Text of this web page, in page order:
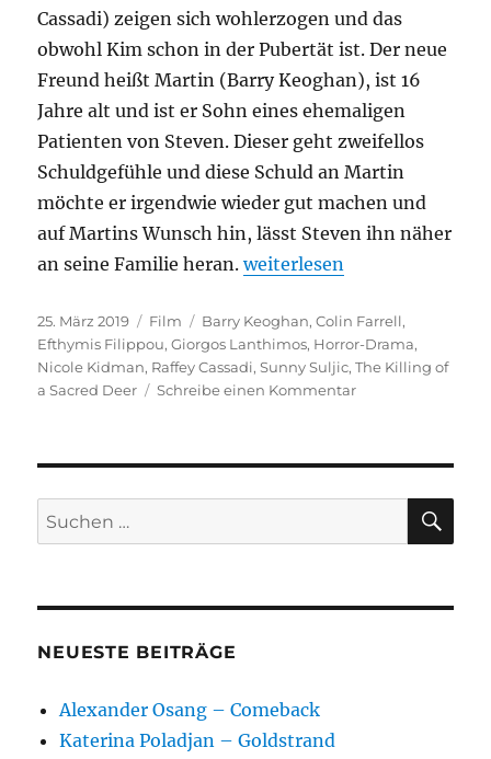
Cassadi) zeigen sich wohlerzogen und das
obwohl Kim schon in der Pubertät ist. Der neue
Freund heißt Martin (Barry Keoghan), ist 16
Jahre alt und ist er Sohn eines ehemaligen
Patienten von Steven. Dieser geht zweifellos
Schuldgefühle und diese Schuld an Martin
möchte er irgendwie wieder gut machen und
auf Martins Wunsch hin, lässt Steven ihn näher
an seine Familie heran.„The Killing of a Sacred
weiterlesen
Veröffentlicht
am
25. März 2019 Kategorien
Film Schlagwörter
Barry Keoghan,Colin Farrell,
Efthymis Filippou,Giorgos Lanthimos, Horror-Drama,
Nicole Kidman, Raffey Cassadi,Sunny Suljic,The Killing of
a Sacred Deer
Schreibe einen Kommentarzu
Sacred
Suchen
nach:
NEUESTE BEITRÄGE
Alexander Osang – Comeback
Katerina Poladjan – Goldstrand